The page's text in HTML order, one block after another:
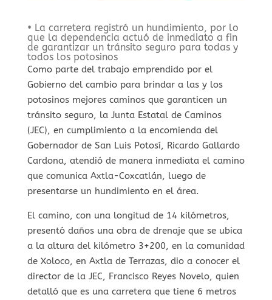
• La carretera registró un hundimiento, por lo
que la dependencia actuó de inmediato a fin
de garantizar un tránsito seguro para todas y
todos los potosinos
Como parte del trabajo emprendido por el
Gobierno del cambio para brindar a las y los
potosinos mejores caminos que garanticen un
tránsito seguro, la Junta Estatal de Caminos
(JEC), en cumplimiento a la encomienda del
Gobernador de San Luis Potosí, Ricardo Gallardo
Cardona, atendió de manera inmediata el camino
que comunica Axtla-Coxcatlán, luego de
presentarse un hundimiento en el área.
El camino, con una longitud de 14 kilómetros,
presentó daños una obra de drenaje que se ubica
a la altura del kilómetro 3+200, en la comunidad
de Xoloco, en Axtla de Terrazas, dio a conocer el
director de la JEC, Francisco Reyes Novelo, quien
detalló que es una carretera que tiene 6 metros